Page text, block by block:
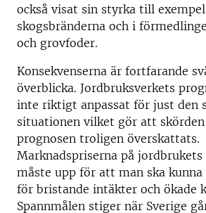
också visat sin styrka till
skogsbränderna och i
och grovfoder.
Konsekvenserna är fortfarande
överblicka. Jordbruksverkets
inte riktigt anpassat för just den
situationen vilket gör att
prognosen troligen överskattats.
Marknadspriserna på
måste upp för att man ska kunna
för bristande intäkter och ökade
Spannmålen stiger när Sverige